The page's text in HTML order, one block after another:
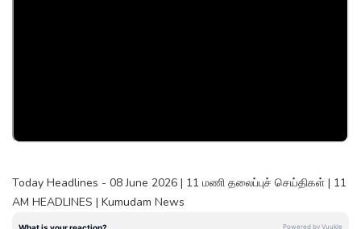
Today Headlines - 08 June 2026 | 11 மணி தலைப்புச் செய்திகள் | 11
AM HEADLINES | Kumudam News